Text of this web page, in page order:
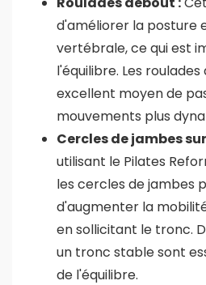
d'améliorer la posture
vertébrale, ce qui est
l'équilibre. Les
excellent moyen de
mouvements plus
Cercles de jambes
utilisant le Pilates
les cercles de jambes
d'augmenter la
en sollicitant le tronc.
un tronc stable sont
de l'équilibre.